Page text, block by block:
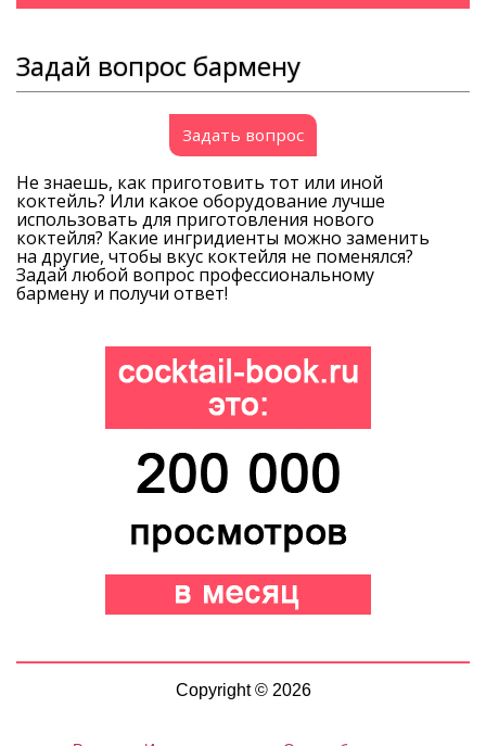
Задай вопрос бармену
Задать вопрос
Не знаешь, как приготовить тот или иной
коктейль? Или какое оборудование лучше
использовать для приготовления нового
коктейля? Какие ингридиенты можно заменить
на другие, чтобы вкус коктейля не поменялся?
Задай любой вопрос профессиональному
бармену и получи ответ!
Copyright © 2026